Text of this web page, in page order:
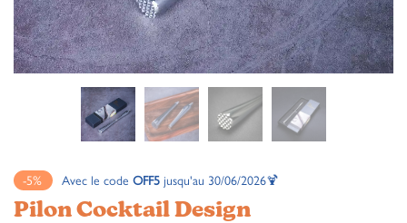
-5% Avec le code OFF5 jusqu'au 30/06/2026🍹
Pilon Cocktail Design